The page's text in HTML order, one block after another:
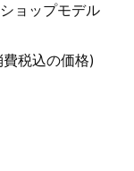
ョップモデル
税込の価格)